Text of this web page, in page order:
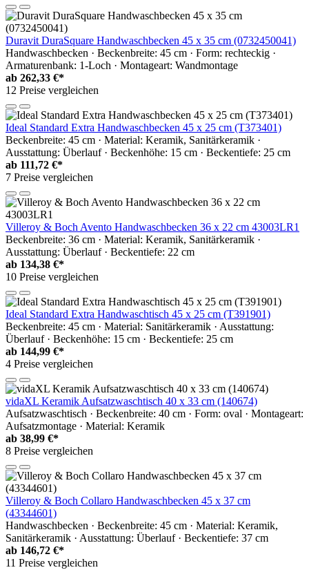
Duravit DuraSquare Handwaschbecken 45 x 35 cm (0732450041)
Handwaschbecken · Beckenbreite: 45 cm · Form: rechteckig ·
Armaturenbank: 1-Loch · Montageart: Wandmontage
ab 262,33 €*
12 Preise vergleichen
Ideal Standard Extra Handwaschbecken 45 x 25 cm (T373401)
Beckenbreite: 45 cm · Material: Keramik, Sanitärkeramik ·
Ausstattung: Überlauf · Beckenhöhe: 15 cm · Beckentiefe: 25 cm
ab 111,72 €*
7 Preise vergleichen
Villeroy & Boch Avento Handwaschbecken 36 x 22 cm 43003LR1
Beckenbreite: 36 cm · Material: Keramik, Sanitärkeramik ·
Ausstattung: Überlauf · Beckentiefe: 22 cm
ab 134,38 €*
10 Preise vergleichen
Ideal Standard Extra Handwaschtisch 45 x 25 cm (T391901)
Beckenbreite: 45 cm · Material: Sanitärkeramik · Ausstattung:
Überlauf · Beckenhöhe: 15 cm · Beckentiefe: 25 cm
ab 144,99 €*
4 Preise vergleichen
vidaXL Keramik Aufsatzwaschtisch 40 x 33 cm (140674)
Aufsatzwaschtisch · Beckenbreite: 40 cm · Form: oval · Montageart:
Aufsatzmontage · Material: Keramik
ab 38,99 €*
8 Preise vergleichen
Villeroy & Boch Collaro Handwaschbecken 45 x 37 cm
(43344601)
Handwaschbecken · Beckenbreite: 45 cm · Material: Keramik,
Sanitärkeramik · Ausstattung: Überlauf · Beckentiefe: 37 cm
ab 146,72 €*
11 Preise vergleichen